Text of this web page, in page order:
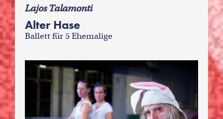
Lajos Talamonti
Alter Hase
Ballett für 5 Ehemalige